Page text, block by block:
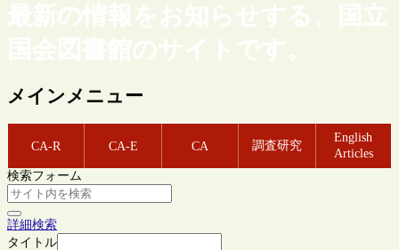
最新の情報をお知らせする、国立
国会図書館のサイトです。
メインメニュー
CA-R CA-E CA 調査研究
English
Articles
検索フォーム
詳細検索
タイトル